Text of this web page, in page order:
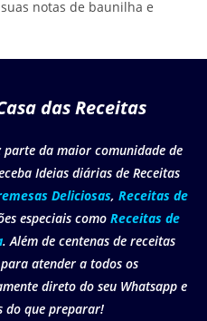
notas de baunilha e
das Receitas
parte da maior comunidade de
Ideias diárias de Receitas
Deliciosas, Receitas de
especiais como Receitas de
. Além de centenas de receitas
atender a todos os
direto do seu Whatsapp e
do que preparar!